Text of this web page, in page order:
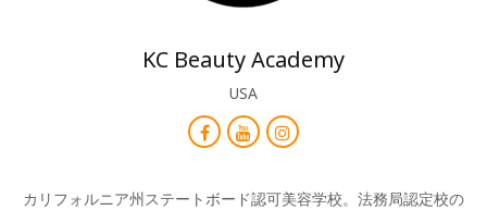
KC Beauty Academy
USA
カリフォルニア州ステートボード認可美容学校。法務局認定校の